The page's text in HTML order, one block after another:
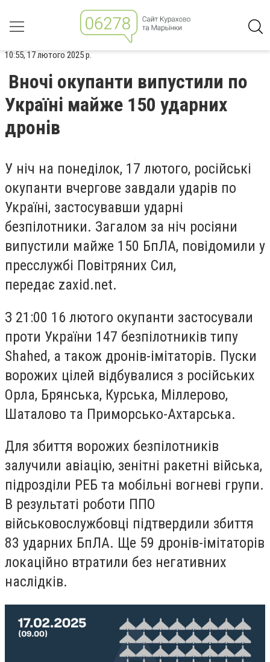
10:55, 17 лютого 2025 р.
Вночі окупанти випустили по
Україні майже 150 ударних
дронів
У ніч на понеділок, 17 лютого, російські
окупанти вчергове завдали ударів по
Україні, застосувавши ударні
безпілотники. Загалом за ніч росіяни
випустили майже 150 БпЛА, повідомили у
пресслужбі Повітряних Сил,
передає zaxid.net.
З 21:00 16 лютого окупанти застосували
проти України 147 безпілотників типу
Shahed, а також дронів-імітаторів. Пуски
ворожих цілей відбувалися з російських
Орла, Брянська, Курська, Міллерово,
Шаталово та Приморсько-Ахтарська.
Для збиття ворожих безпілотників
залучили авіацію, зенітні ракетні війська,
підрозділи РЕБ та мобільні вогневі групи.
В результаті роботи ППО
військовослужбовці підтвердили збиття
83 ударних БпЛА. Ще 59 дронів-імітаторів
локаційно втратили без негативних
наслідків.